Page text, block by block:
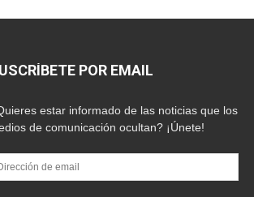
POR EMAIL
estar informado de las noticias que los
de comunicación ocultan? ¡Únete!